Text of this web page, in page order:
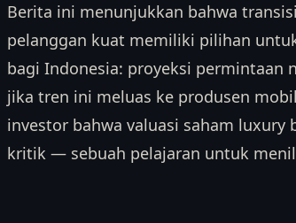
Berita ini menunjukkan bahwa
pelanggan kuat memiliki pilihan
bagi Indonesia: proyeksi
jika tren ini meluas ke produsen
investor bahwa valuasi saham
kritik — sebuah pelajaran untuk